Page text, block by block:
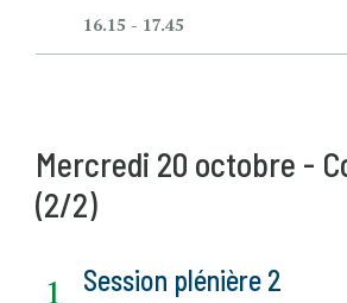
16.15 - 17.45
Mercredi 20 octobre -
(2/2)
Session plénière 2